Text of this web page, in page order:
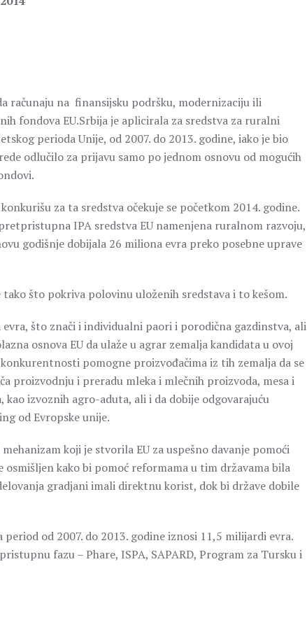
računaju na finansijsku podršku, modernizaciju ili
fondova EU.Srbija je aplicirala za sredstva za ruralni
perioda Unije, od 2007. do 2013. godine, iako je bio
odlučilo za prijavu samo po jednom osnovu od mogućih
za ta sredstva očekuje se početkom 2014. godine.
IPA sredstva EU namenjena ruralnom razvoju,
godišnje dobijala 26 miliona evra preko posebne uprave
što pokriva polovinu uloženih sredstava i to kešom.
što znači i individualni paori i porodična gazdinstva, ali
osnova EU da ulaže u agrar zemalja kandidata u ovoj
pomogne proizvođačima iz tih zemalja da se
proizvodnju i preradu mleka i mlečnih proizvoda, mesa i
izvoznih agro-aduta, ali i da dobije odgovarajuću
od Evropske unije.
koji je stvorila EU za uspešno davanje pomoći
kako bi pomoć reformama u tim državama bila
gradjani imali direktnu korist, dok bi države dobile
od 2007. do 2013. godine iznosi 11,5 milijardi evra.
fazu – Phare, ISPA, SAPARD, Program za Tursku i